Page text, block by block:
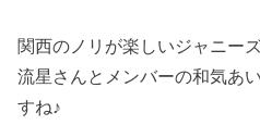
関西のノリが楽しいジャニー
流星さんとメンバーの和気あ
すね♪